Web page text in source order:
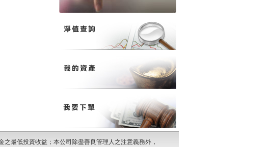
最低投資收益；本公司除盡善良管理人之注意義務外，